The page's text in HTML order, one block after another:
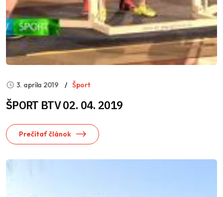
3. apríla 2019 Šport
ŠPORT BTV 02. 04. 2019
Prečítať článok